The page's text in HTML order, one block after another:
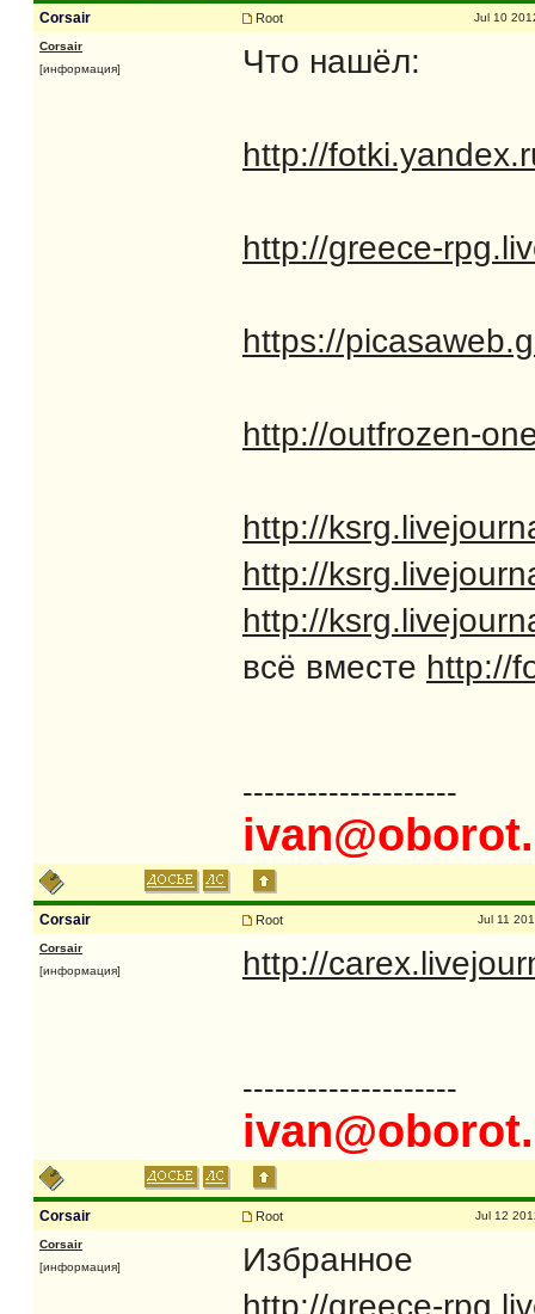
Corsair Root Jul 10
Corsair
[информация]
Что нашёл:
http://
http://greece-
https://
http://outfrozen-
http://
http://
http://
всё вместе http://
--------------------
Corsair Root Jul 11
Corsair
[информация]
http://
--------------------
Corsair Root Jul 12
Corsair
[информация]
Избранное
http://greece-